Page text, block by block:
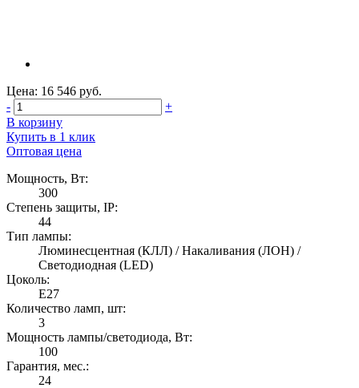
Цена: 16 546 руб.
-
+
В корзину
Купить в 1 клик
Оптовая цена
Мощность, Вт:
300
Степень защиты, IP:
44
Тип лампы:
Люминесцентная (КЛЛ) / Накаливания (ЛОН) /
Светодиодная (LED)
Цоколь:
E27
Количество ламп, шт:
3
Мощность лампы/светодиода, Вт:
100
Гарантия, мес.:
24